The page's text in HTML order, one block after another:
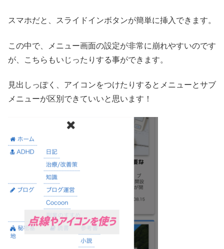
スマホだと、スライドインボタンが簡単に挿入できます。
この中で、メニュー画面の設定が非常に崩れやすいのです
が、こちらもいじったりする事ができます。
見出しっぽく、アイコンをつけたりするとメニューとサブ
メニューが区別できていいと思います！